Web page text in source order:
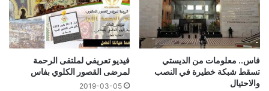
فاس.. معلومات من الديستي
تسقط شبكة خطيرة في النصب
والاحتيال
فيديو تعريفي لملتقى الرحمة
لمرضى القصور الكلوي بفاس
2019-03-05